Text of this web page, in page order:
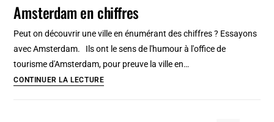
chers
du
quartier
rouge
d’Amsterdam
Amsterdam en chiffres
Peut on découvrir une ville en énumérant des chiffres ? Essayons
avec Amsterdam. Ils ont le sens de l'humour à l'office de
tourisme d'Amsterdam, pour preuve la ville en…
CONTINUER LA LECTUREAmsterdam